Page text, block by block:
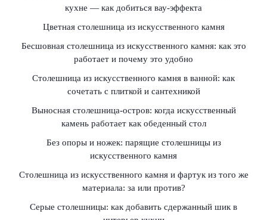
кухне — как добиться вау-эффекта
Цветная столешница из искусственного камня
Бесшовная столешница из искусственного камня: как это
работает и почему это удобно
Столешница из искусственного камня в ванной: как
сочетать с плиткой и сантехникой
Выносная столешница-остров: когда искусственный
камень работает как обеденный стол
Без опоры и ножек: парящие столешницы из
искусственного камня
Столешница из искусственного камня и фартук из того же
материала: за или против?
Серые столешницы: как добавить сдержанный шик в